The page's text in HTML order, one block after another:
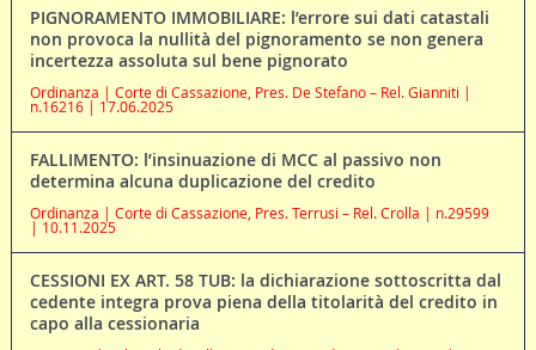
PIGNORAMENTO IMMOBILIARE: l’errore sui dati catastali
non provoca la nullità del pignoramento se non genera
incertezza assoluta sul bene pignorato
Ordinanza | Corte di Cassazione, Pres. De Stefano – Rel. Gianniti |
n.16216 | 17.06.2025
FALLIMENTO: l’insinuazione di MCC al passivo non
determina alcuna duplicazione del credito
Ordinanza | Corte di Cassazione, Pres. Terrusi – Rel. Crolla | n.29599
| 10.11.2025
CESSIONI EX ART. 58 TUB: la dichiarazione sottoscritta dal
cedente integra prova piena della titolarità del credito in
capo alla cessionaria